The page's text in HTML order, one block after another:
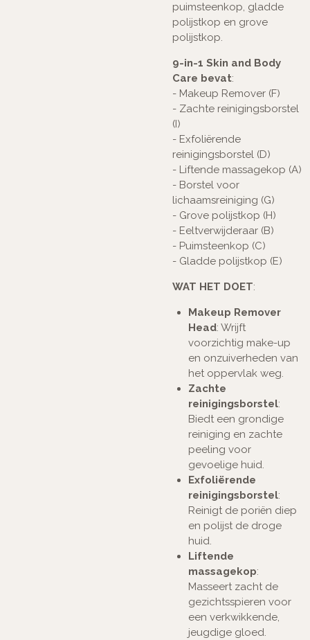
puimsteenkop, gladde
polijstkop en grove
polijstkop.
9-in-1 Skin and Body
Care bevat:
- Makeup Remover (F)
- Zachte reinigingsborstel
(I)
- Exfoliërende
reinigingsborstel (D)
- Liftende massagekop (A)
- Borstel voor
lichaamsreiniging (G)
- Grove polijstkop (H)
- Eeltverwijderaar (B)
- Puimsteenkop (C)
- Gladde polijstkop (E)
WAT HET DOET:
Makeup Remover
Head: Wrijft
voorzichtig make-up
en onzuiverheden van
het oppervlak weg.
Zachte
reinigingsborstel:
Biedt een grondige
reiniging en zachte
peeling voor
gevoelige huid.
Exfoliërende
reinigingsborstel:
Reinigt de poriën diep
en polijst de droge
huid.
Liftende
massagekop:
Masseert zacht de
gezichtsspieren voor
een verkwikkende,
jeugdige gloed.